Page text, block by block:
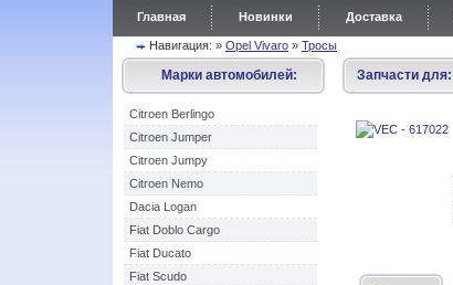
Главная Новинки Доставка
Навигация: » Opel Vivaro » Тросы
Марки автомобилей:
Citroen Berlingo
Citroen Jumper
Citroen Jumpy
Citroen Nemo
Dacia Logan
Fiat Doblo Cargo
Fiat Ducato
Fiat Scudo
Запчасти для: